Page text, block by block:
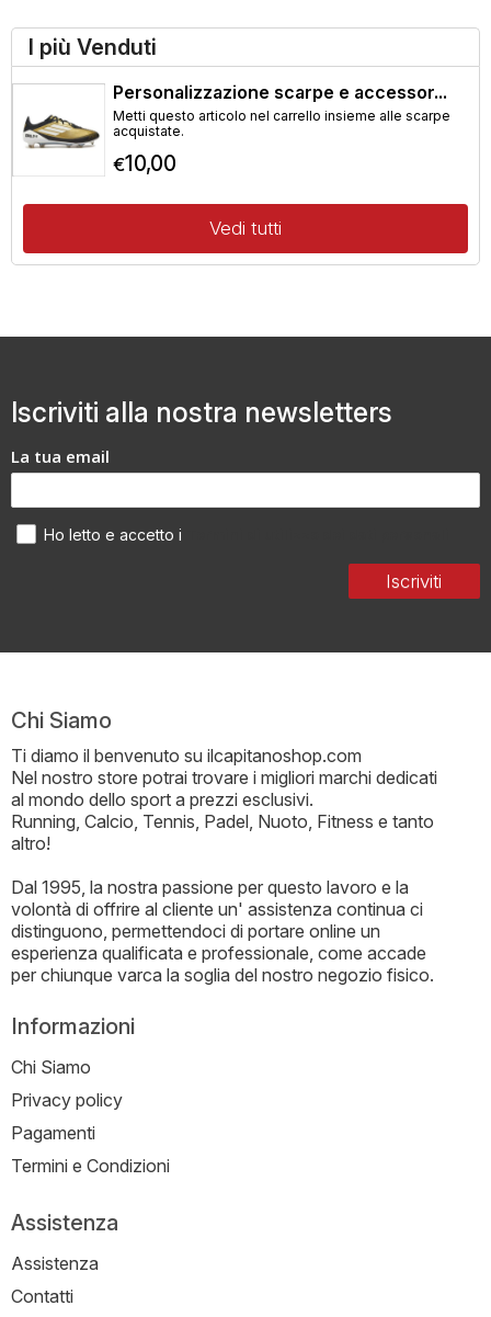
I più Venduti
Personalizzazione scarpe e accessor...
Metti questo articolo nel carrello insieme alle scarpe
acquistate.
€10,00
Vedi tutti
Iscriviti alla nostra newsletters
La tua email
Iscriviti
Ho letto e accetto i
Chi Siamo
Ti diamo il benvenuto su ilcapitanoshop.com
Nel nostro store potrai trovare i migliori marchi dedicati
al mondo dello sport a prezzi esclusivi.
Running, Calcio, Tennis, Padel, Nuoto, Fitness e tanto
altro!
Dal 1995, la nostra passione per questo lavoro e la
volontà di offrire al cliente un' assistenza continua ci
distinguono, permettendoci di portare online un
esperienza qualificata e professionale, come accade
per chiunque varca la soglia del nostro negozio fisico.
Informazioni
Chi Siamo
Privacy policy
Pagamenti
Termini e Condizioni
Assistenza
Assistenza
Contatti